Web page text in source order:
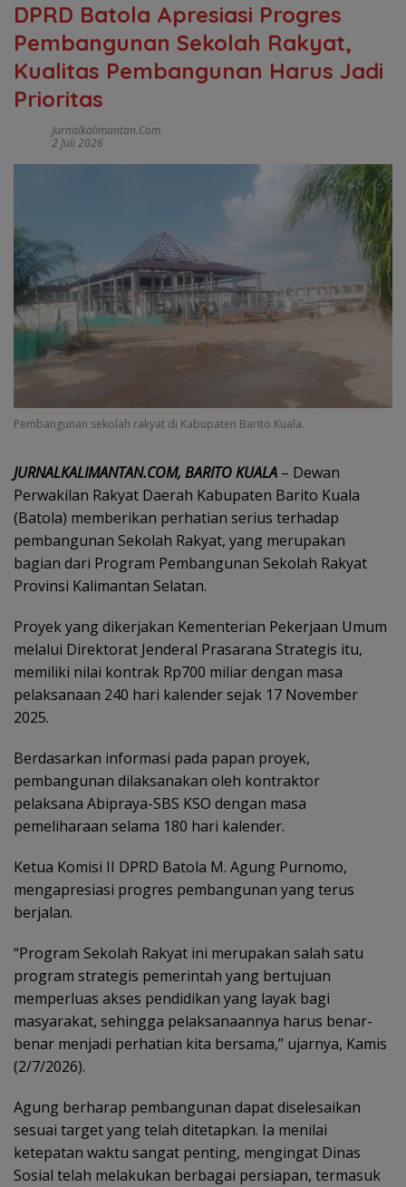
DPRD Batola Apresiasi Progres
Pembangunan Sekolah Rakyat,
Kualitas Pembangunan Harus Jadi
Prioritas
Jurnalkalimantan.com
2 Juli 2026
Pembangunan sekolah rakyat di Kabupaten Barito Kuala.
JURNALKALIMANTAN.COM, BARITO KUALA – Dewan
Perwakilan Rakyat Daerah Kabupaten Barito Kuala
(Batola) memberikan perhatian serius terhadap
pembangunan Sekolah Rakyat, yang merupakan
bagian dari Program Pembangunan Sekolah Rakyat
Provinsi Kalimantan Selatan.
Proyek yang dikerjakan Kementerian Pekerjaan Umum
melalui Direktorat Jenderal Prasarana Strategis itu,
memiliki nilai kontrak Rp700 miliar dengan masa
pelaksanaan 240 hari kalender sejak 17 November
2025.
Berdasarkan informasi pada papan proyek,
pembangunan dilaksanakan oleh kontraktor
pelaksana Abipraya-SBS KSO dengan masa
pemeliharaan selama 180 hari kalender.
Ketua Komisi II DPRD Batola M. Agung Purnomo,
mengapresiasi progres pembangunan yang terus
berjalan.
“Program Sekolah Rakyat ini merupakan salah satu
program strategis pemerintah yang bertujuan
memperluas akses pendidikan yang layak bagi
masyarakat, sehingga pelaksanaannya harus benar-
benar menjadi perhatian kita bersama,” ujarnya, Kamis
(2/7/2026).
Agung berharap pembangunan dapat diselesaikan
sesuai target yang telah ditetapkan. Ia menilai
ketepatan waktu sangat penting, mengingat Dinas
Sosial telah melakukan berbagai persiapan, termasuk